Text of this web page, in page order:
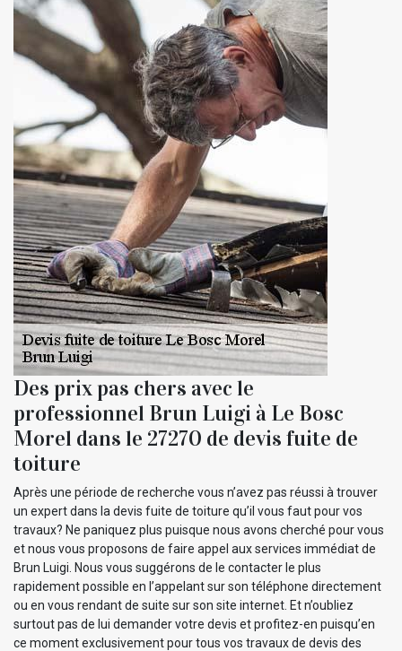
Des prix pas chers avec le
professionnel Brun Luigi à Le Bosc
Morel dans le 27270 de devis fuite de
toiture
Après une période de recherche vous n’avez pas réussi à trouver
un expert dans la devis fuite de toiture qu’il vous faut pour vos
travaux? Ne paniquez plus puisque nous avons cherché pour vous
et nous vous proposons de faire appel aux services immédiat de
Brun Luigi. Nous vous suggérons de le contacter le plus
rapidement possible en l’appelant sur son téléphone directement
ou en vous rendant de suite sur son site internet. Et n’oubliez
surtout pas de lui demander votre devis et profitez-en puisqu’en
ce moment exclusivement pour tous vos travaux de devis des